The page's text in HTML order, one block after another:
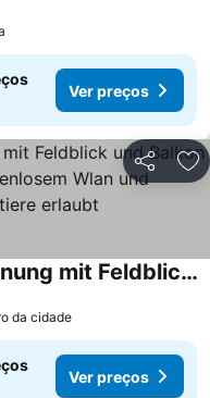
Ver preços
Partilhar
Wunderschöne Ferienwohnung mit Feldblick und Balkon (2022 renoviert), mit kostenlosem Wlan und Strandfahrrad, Haustiere erlaubt
da cidade
Ver preços